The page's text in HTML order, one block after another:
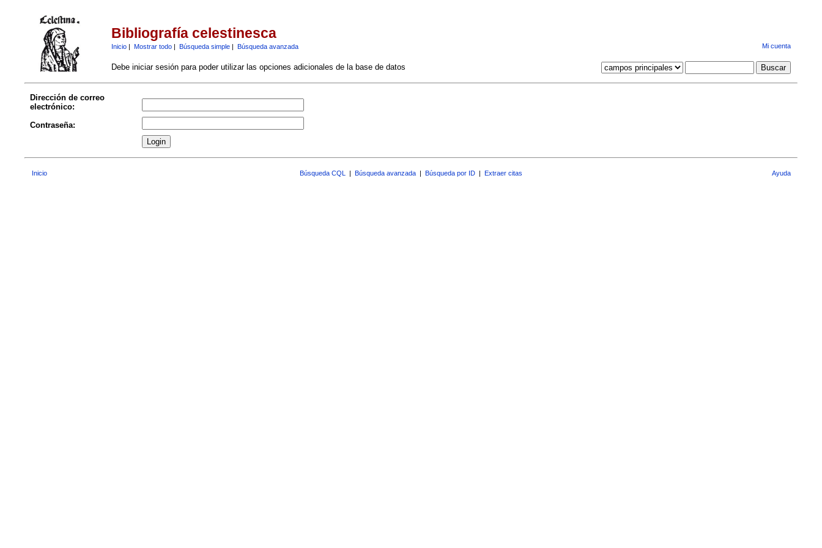
Bibliografía celestinesca
Inicio| Mostrar todo| Búsqueda simple| Búsqueda avanzada Mi cuenta
Debe iniciar sesión para poder utilizar las opciones adicionales de la base de datos
Dirección de correo
electrónico:
Contraseña:
Inicio Búsqueda CQL | Búsqueda avanzada | Búsqueda por ID | Extraer citas Ayuda